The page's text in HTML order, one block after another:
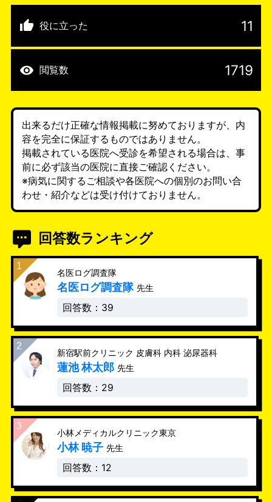
役に立った 11
閲覧数 1719
出来るだけ正確な情報掲載に努めておりますが、内
容を完全に保証するものではありません。
掲載されている医院へ受診を希望される場合は、事
前に必ず該当の医院に直接ご確認ください。
※病気に関するご相談や各医院への個別のお問い合
わせ・紹介などは受け付けておりません。
回答数ランキング
名医ログ調査隊
名医ログ調査隊 先生
回答数：39
新宿駅前クリニック 皮膚科 内科 泌尿器科
蓮池 林太郎 先生
回答数：29
小林メディカルクリニック東京
小林 暁子 先生
回答数：12